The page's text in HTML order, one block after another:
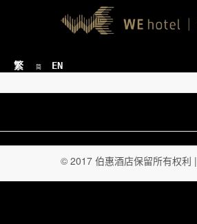
繁 简 EN
© 2017 伯惠酒店保留所有权利 |